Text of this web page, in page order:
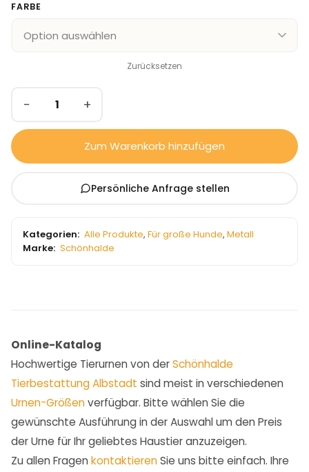
FARBE
Zurücksetzen
− +
Zum Warenkorb hinzufügen
Persönliche Anfrage stellen
Kategorien: Alle Produkte, Für große Hunde, Metall
Marke: Schönhalde
Online-Katalog
Hochwertige Tierurnen von derSchönhalde
Tierbestattung Albstadt sind meist in verschiedenen
Urnen-Größenverfügbar. Bitte wählen Sie die
gewünschte Ausführung in der Auswahl um den Preis
der Urne für Ihr geliebtes Haustier anzuzeigen.
Zu allen Fragen kontaktierenSie uns bitte einfach. Ihre